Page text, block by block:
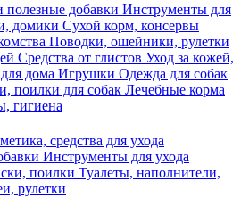
добавки Инструменты для
домики Сухой корм, консервы
Поводки, ошейники, рулетки
Средства от глистов Уход за кожей,
дома Игрушки Одежда для собак
поилки для собак Лечебные корма
гигиена
средства для ухода
Инструменты для ухода
поилки Туалеты, наполнители,
рулетки